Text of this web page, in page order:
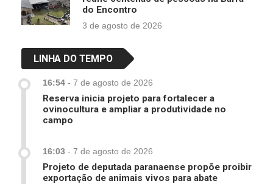
do Encontro
3 de agosto de 2026
LINHA DO TEMPO
16:54 - 7 de agosto de 2026
Reserva inicia projeto para fortalecer a
ovinocultura e ampliar a produtividade no
campo
16:03 - 7 de agosto de 2026
Projeto de deputada paranaense propõe proibir
exportação de animais vivos para abate